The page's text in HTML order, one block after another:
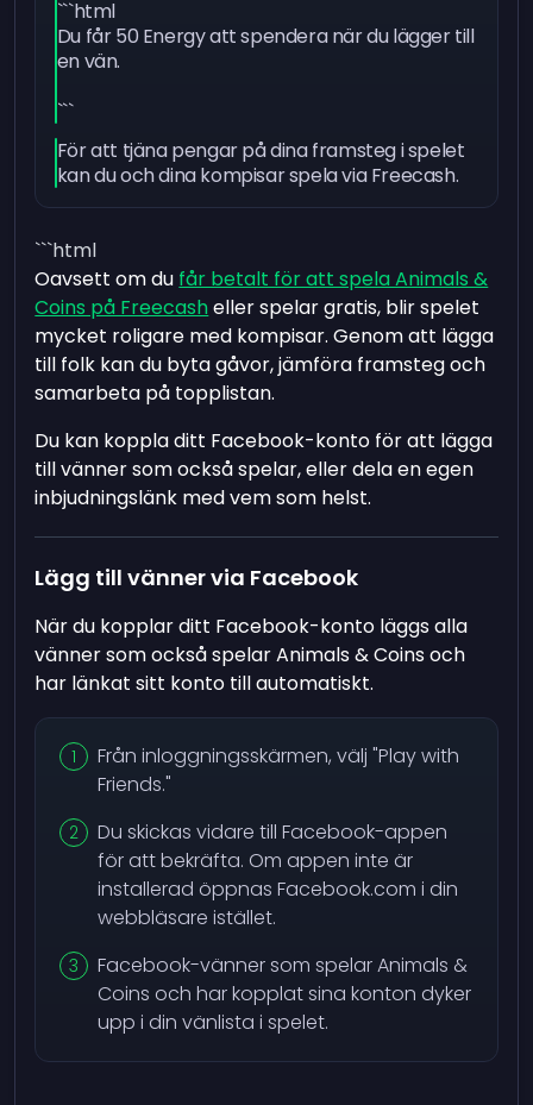
```html
Du får 50 Energy att spendera när du lägger till
en vän.
```
För att tjäna pengar på dina framsteg i spelet
kan du och dina kompisar spela via Freecash.
```html
Oavsett om du får betalt för att spela Animals &
Coins på Freecasheller spelar gratis, blir spelet
mycket roligare med kompisar. Genom att lägga
till folk kan du byta gåvor, jämföra framsteg och
samarbeta på topplistan.
Du kan koppla ditt Facebook-konto för att lägga
till vänner som också spelar, eller dela en egen
inbjudningslänk med vem som helst.
Lägg till vänner via Facebook
När du kopplar ditt Facebook-konto läggs alla
vänner som också spelar Animals & Coins och
har länkat sitt konto till automatiskt.
Från inloggningsskärmen, välj "Play with
Friends."
Du skickas vidare till Facebook-appen
för att bekräfta. Om appen inte är
installerad öppnas Facebook.com i din
webbläsare istället.
Facebook-vänner som spelar Animals &
Coins och har kopplat sina konton dyker
upp i din vänlista i spelet.